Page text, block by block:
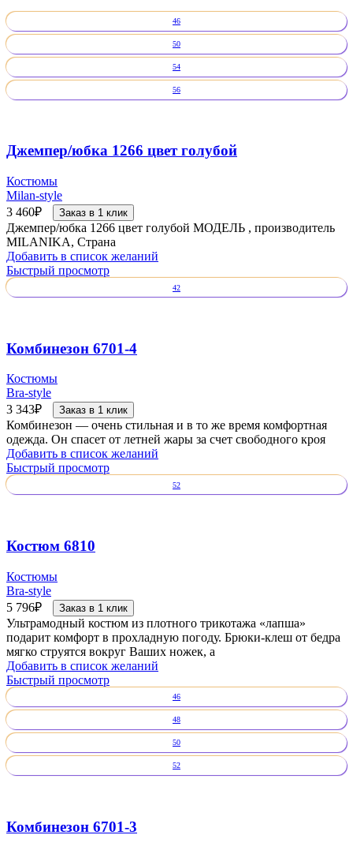
46
50
54
56
Джемпер/юбка 1266 цвет голубой
Костюмы
Milan-style
3 460₽ Заказ в 1 клик
Джемпер/юбка 1266 цвет голубой МОДЕЛЬ , производитель
MILANIKA, Страна
Добавить в список желаний
Быстрый просмотр
42
Комбинезон 6701-4
Костюмы
Bra-style
3 343₽ Заказ в 1 клик
Комбинезон — очень стильная и в то же время комфортная
одежда. Он спасет от летней жары за счет свободного кроя
Добавить в список желаний
Быстрый просмотр
52
Костюм 6810
Костюмы
Bra-style
5 796₽ Заказ в 1 клик
Ультрамодный костюм из плотного трикотажа «лапша»
подарит комфорт в прохладную погоду. Брюки-клеш от бедра
мягко струятся вокруг Ваших ножек, а
Добавить в список желаний
Быстрый просмотр
46
48
50
52
Комбинезон 6701-3